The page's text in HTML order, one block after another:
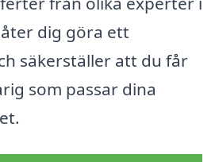
dig göra ett
säkerställer att du får
som passar dina